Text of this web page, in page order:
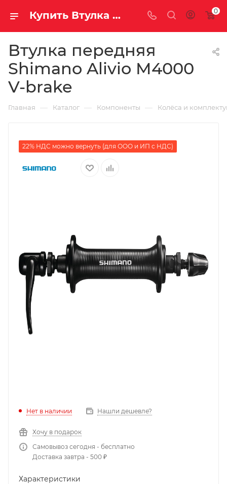
Купить Втулка передняя Shimano Alivio M4000 V-brake за рублей, а со скидкой 0
Втулка передняя
Shimano Alivio M4000
V-brake
Главная — Каталог — Компоненты — Колёса и
22% НДС можно вернуть (для ООО и ИП с НДС)
Нет в наличии Нашли дешевле?
Хочу в подарок
Самовывоз сегодня - бесплатно
Доставка завтра - 500 ₽
Характеристики